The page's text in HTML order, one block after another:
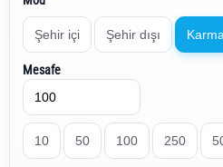
Şehir içi Şehir dışı Karma
Mesafe
10 50 100 250